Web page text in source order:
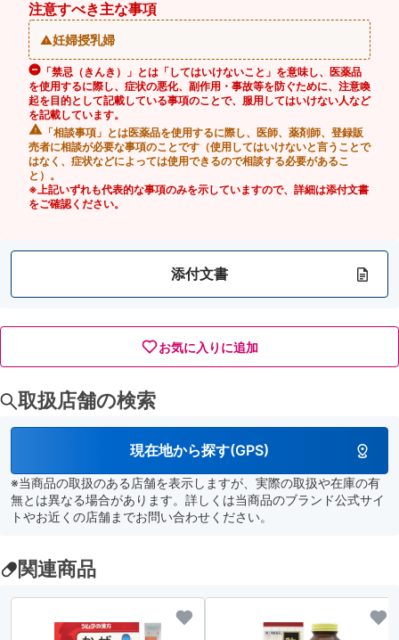
注意すべき主な事項
妊婦授乳婦
「禁忌（きんき）」とは「してはいけないこと」を意味し、医薬品
を使用するに際し、症状の悪化、副作用・事故等を防ぐために、注意喚
起を目的として記載している事項のことで、服用してはいけない人など
を記載しています。
「相談事項」とは医薬品を使用するに際し、医師、薬剤師、登録販
売者に相談が必要な事項のことです（使用してはいけないと言うことで
はなく、症状などによっては使用できるので相談する必要があるこ
と）。
※上記いずれも代表的な事項のみを示していますので、詳細は添付文書
をご確認ください。
添付文書
お気に入りに追加
取扱店舗の検索
現在地から探す(GPS)
※当商品の取扱のある店舗を表示しますが、実際の取扱や在庫の有
無とは異なる場合があります。詳しくは当商品のブランド公式サイ
トやお近くの店舗までお問い合わせください。
関連商品